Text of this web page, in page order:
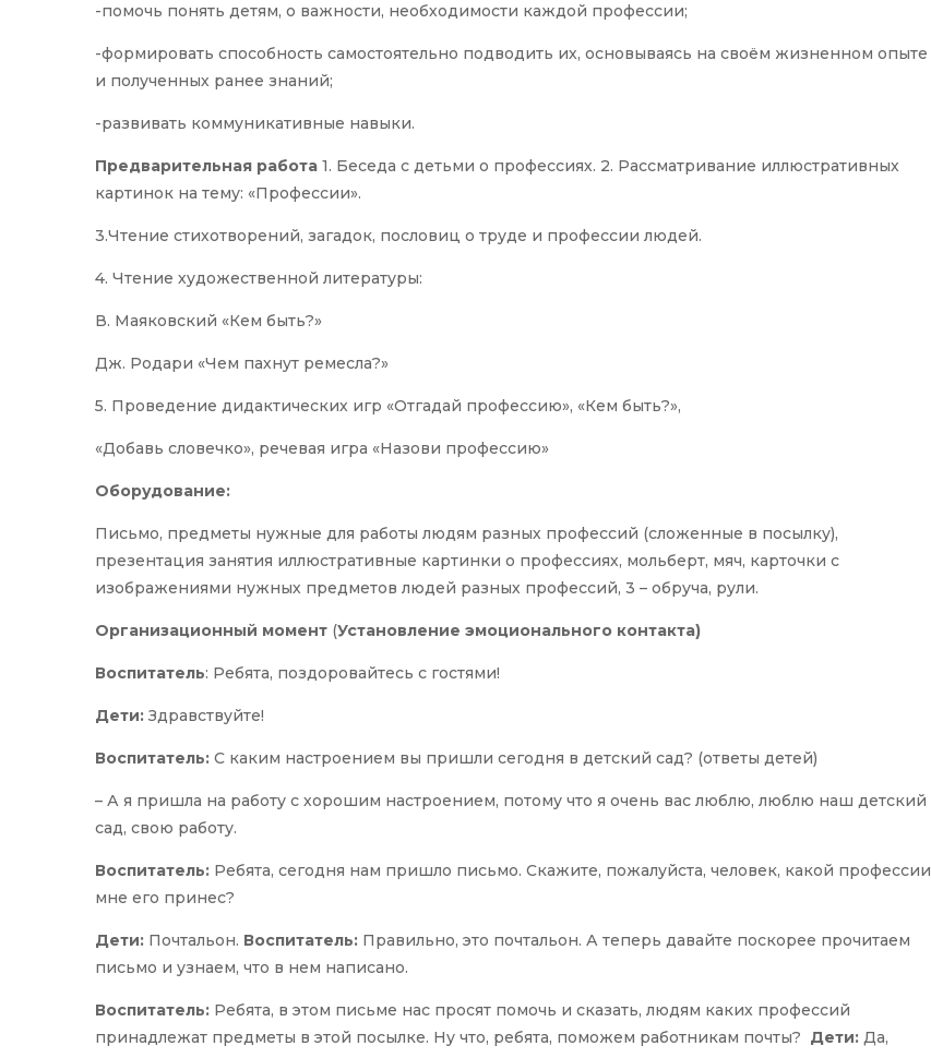
-помочь понять детям, о важности, необходимости каждой профессии;
-формировать способность самостоятельно подводить их, основываясь на своём жизненном опыте
и полученных ранее знаний;
-развивать коммуникативные навыки.
Предварительная работа 1. Беседа с детьми о профессиях. 2. Рассматривание иллюстративных
картинок на тему: «Профессии».
3.Чтение стихотворений, загадок, пословиц о труде и профессии людей.
4. Чтение художественной литературы:
В. Маяковский «Кем быть?»
Дж. Родари «Чем пахнут ремесла?»
5. Проведение дидактических игр «Отгадай профессию», «Кем быть?»,
«Добавь словечко», речевая игра «Назови профессию»
Оборудование:
Письмо, предметы нужные для работы людям разных профессий (сложенные в посылку),
презентация занятия иллюстративные картинки о профессиях, мольберт, мяч, карточки с
изображениями нужных предметов людей разных профессий, 3 – обруча, рули.
Организационный момент (Установление эмоционального контакта)
Воспитатель: Ребята, поздоровайтесь с гостями!
Дети: Здравствуйте!
Воспитатель: С каким настроением вы пришли сегодня в детский сад? (ответы детей)
– А я пришла на работу с хорошим настроением, потому что я очень вас люблю, люблю наш детский
сад, свою работу.
Воспитатель: Ребята, сегодня нам пришло письмо. Скажите, пожалуйста, человек, какой профессии
мне его принес?
Дети: Почтальон. Воспитатель: Правильно, это почтальон. А теперь давайте поскорее прочитаем
письмо и узнаем, что в нем написано.
Воспитатель: Ребята, в этом письме нас просят помочь и сказать, людям каких профессий
принадлежат предметы в этой посылке. Ну что, ребята, поможем работникам почты? Дети: Да,